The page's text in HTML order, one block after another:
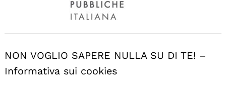
NON VOGLIO SAPERE NULLA SU DI TE! –
Informativa sui cookies